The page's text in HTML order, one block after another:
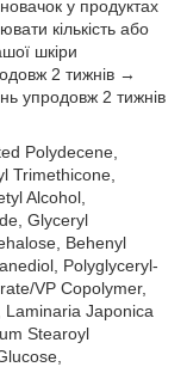
у продуктах
кількість або
шкіри
2 тижнів →
упродовж 2 тижнів
Polydecene,
Trimethicone,
Alcohol,
Glyceryl
Behenyl
Polyglyceryl-
VP Copolymer,
Japonica
Stearoyl